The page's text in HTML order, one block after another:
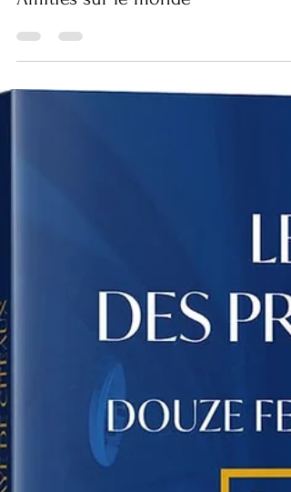
Presse
Amitiés sur le monde